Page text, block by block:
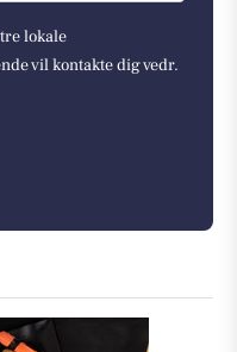
lokale
vil kontakte dig vedr.